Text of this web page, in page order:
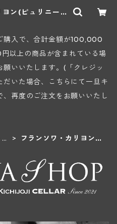
ン(ピュリニー・
購入で、合計金額が100,000
以上の商品が含まれている場
いいたします。(「クレジッ
だいた場合、こちらにて一旦キ
再度のご注文をお願いいたし
フランソワ・カリヨン
シェ)